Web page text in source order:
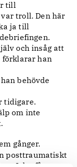
till
troll. Den här
ja till
och insåg att
förklarar han
behövde
tidigare.
om inte
gånger.
posttraumatiskt